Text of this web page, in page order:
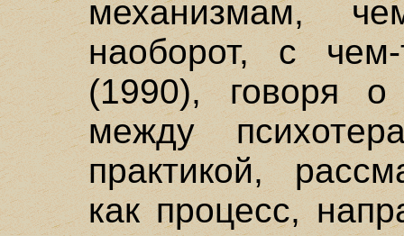
механизмам,
наоборот, с
(1990), говоря
между
практикой,
как процесс,